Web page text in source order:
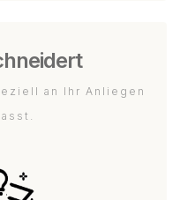
an Ihr Anliegen